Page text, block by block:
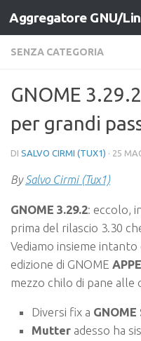
Salta al contenuto
Aggregatore GNU/
SENZA CATEGORIA
GNOME
per grandi
DI SALVO CIRMI (TUX1) · 25
BySalvo Cirmi (Tux1)
GNOME 3.29.2: eccolo,
prima del rilascio 3.30
Vediamo insieme
edizione di GNOME
mezzo chilo di pane alle
Diversi fix a
Mutter adesso ha